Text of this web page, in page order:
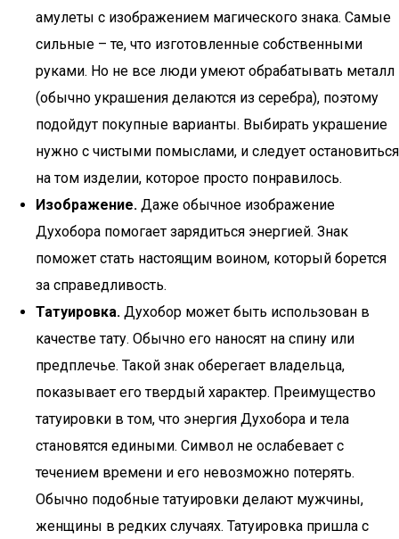
амулеты с изображением магического знака. Самые
сильные – те, что изготовленные собственными
руками. Но не все люди умеют обрабатывать металл
(обычно украшения делаются из серебра), поэтому
подойдут покупные варианты. Выбирать украшение
нужно с чистыми помыслами, и следует остановиться
на том изделии, которое просто понравилось.
Изображение. Даже обычное изображение
Духобора помогает зарядиться энергией. Знак
поможет стать настоящим воином, который борется
за справедливость.
Татуировка. Духобор может быть использован в
качестве тату. Обычно его наносят на спину или
предплечье. Такой знак оберегает владельца,
показывает его твердый характер. Преимущество
татуировки в том, что энергия Духобора и тела
становятся едиными. Символ не ослабевает с
течением времени и его невозможно потерять.
Обычно подобные татуировки делают мужчины,
женщины в редких случаях. Татуировка пришла с